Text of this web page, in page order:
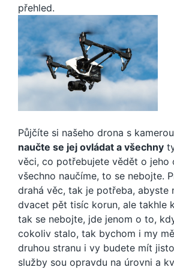
přehled.
Půjčíte si našeho drona s
naučte se jej ovládat a všechny
věci, co potřebujete vědět o jeho
všechno naučíme, to se nebojte.
drahá věc, tak je potřeba, abyste
dvacet pět tisíc korun, ale takhle
tak se nebojte, jde jenom o to,
cokoliv stalo, tak bychom i my
druhou stranu i vy budete mít
služby sou opravdu na úrovni a